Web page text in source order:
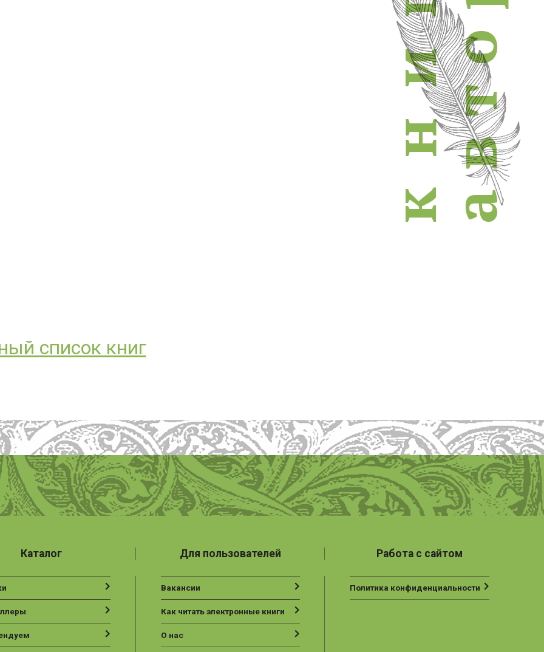
к
н
и
а
в
т
о
список книг
Каталог Для пользователей
Вакансии
Как читать электронные книги
О нас
Работа с сайтом
Политика конфиденциальности